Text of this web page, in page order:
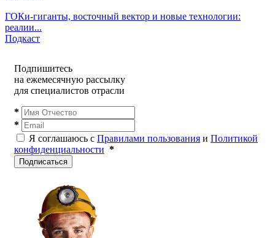
ГОКи-гиганты, восточный вектор и новые технологии:
реалии...
Подкаст
Подпишитесь
на ежемесячную рассылку
для специалистов отрасли
*
*
Я соглашаюсь с Правилами пользования и Политикой
конфиденциальности *
Подписаться